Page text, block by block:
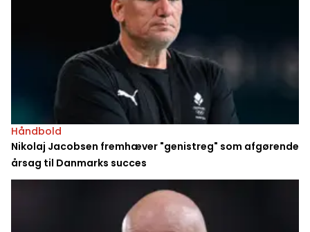
Håndbold
Nikolaj Jacobsen fremhæver "genistreg" som afgørende
årsag til Danmarks succes